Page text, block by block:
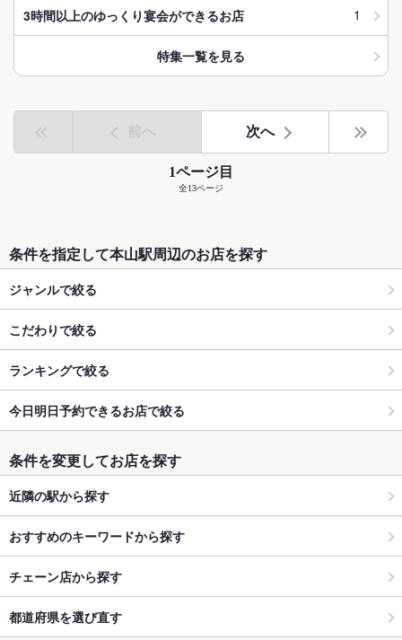
3時間以上のゆっくり宴会ができるお店 1
特集一覧を見る
前へ 次へ
1ページ目
全13ページ
条件を指定して本山駅周辺のお店を探す
ジャンルで絞る
こだわりで絞る
ランキングで絞る
今日明日予約できるお店で絞る
条件を変更してお店を探す
近隣の駅から探す
おすすめのキーワードから探す
チェーン店から探す
都道府県を選び直す